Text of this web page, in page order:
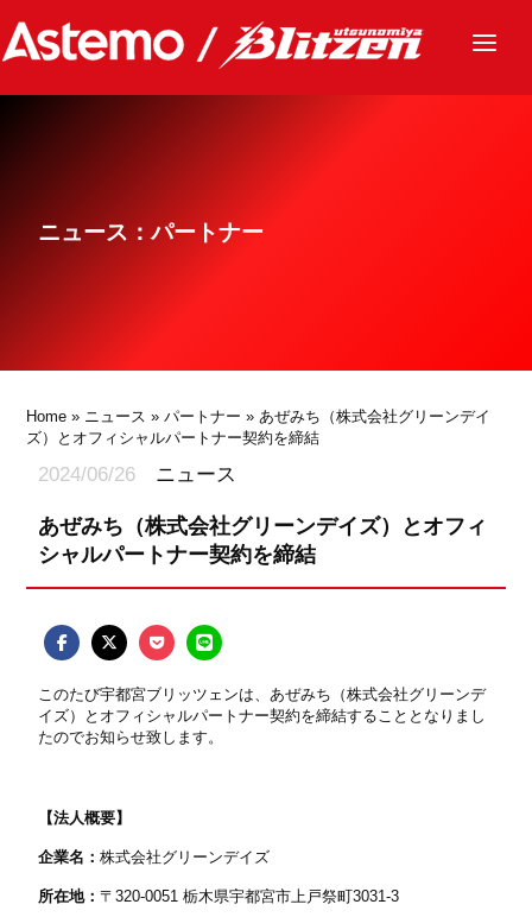
ニュース
グッズ
ニュース：パートナー
Home » ニュース »パートナー » あぜみち（株式会社グリーンデイ
ズ）とオフィシャルパートナー契約を締結
2024/06/26 ニュース
あぜみち（株式会社グリーンデイズ）とオフィ
シャルパートナー契約を締結
このたび宇都宮ブリッツェンは、あぜみち（株式会社グリーンデ
イズ）とオフィシャルパートナー契約を締結することとなりまし
たのでお知らせ致します。
【法人概要】
企業名：株式会社グリーンデイズ
所在地：〒320-0051 栃木県宇都宮市上戸祭町3031-3